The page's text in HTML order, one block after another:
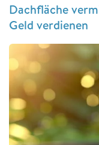
Dachfläche
Geld verdienen